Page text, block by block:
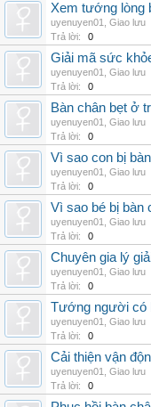
Xem tướng lòng
uyenuyen01
Giao lưu
Trả lời:
0
Giải mã sức
uyenuyen01
Giao lưu
Trả lời:
0
Bàn chân bẹt ở
uyenuyen01
Giao lưu
Trả lời:
0
Vì sao con bị
uyenuyen01
Giao lưu
Trả lời:
0
Vì sao bé bị bàn
uyenuyen01
Giao lưu
Trả lời:
0
Chuyên gia lý
uyenuyen01
Giao lưu
Trả lời:
0
Tướng người có
uyenuyen01
Giao lưu
Trả lời:
0
Cải thiện vận
uyenuyen01
Giao lưu
Trả lời:
0